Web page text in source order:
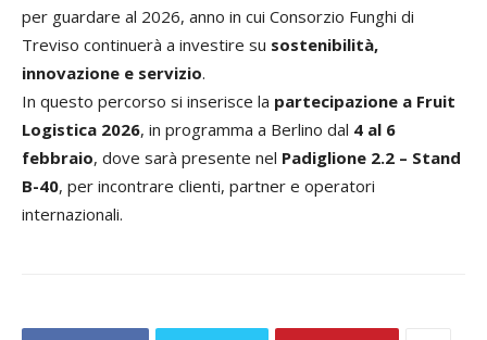
per guardare al 2026, anno in cui Consorzio Funghi di
Treviso continuerà a investire su sostenibilità,
innovazione e servizio.
In questo percorso si inserisce la partecipazione a Fruit
Logistica 2026, in programma a Berlino dal 4 al 6
febbraio, dove sarà presente nel Padiglione 2.2 – Stand
B-40, per incontrare clienti, partner e operatori
internazionali.